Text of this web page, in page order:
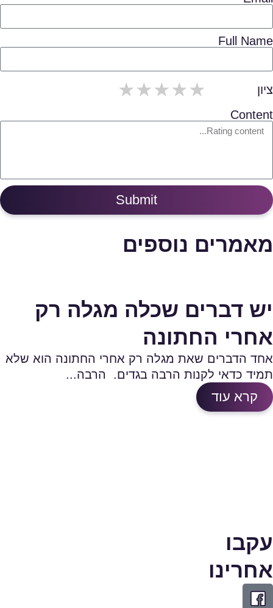
Full Name
ציון 1/span>
2/span>
3/span>
4/span>
5/span>
Content
Submit
מאמרים נוספים
יש דברים שכלה מגלה רק
אחרי החתונה
אחד הדברים שאת מגלה רק אחרי החתונה הוא שלא
תמיד כדאי לקנות הרבה בגדים. הרבה...
קרא עוד
עקבו
אחרינו